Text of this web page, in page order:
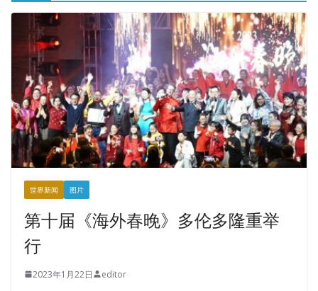
世界新闻 图片
第十届《海外春晚》多伦多隆重举
行
2023年1月22日 editor